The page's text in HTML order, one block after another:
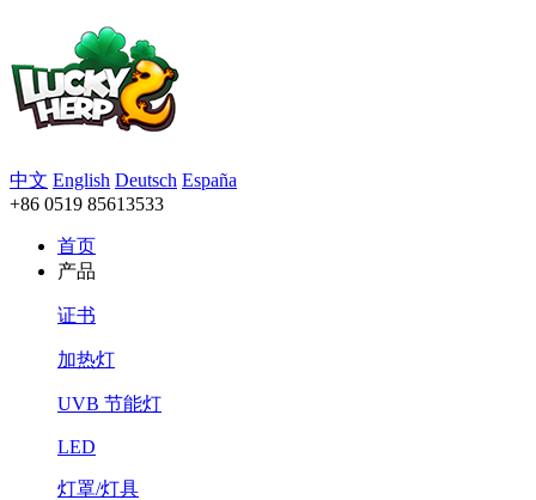
中文 English Deutsch España
+86 0519 85613533
首页
产品
证书
加热灯
UVB 节能灯
LED
灯罩/灯具